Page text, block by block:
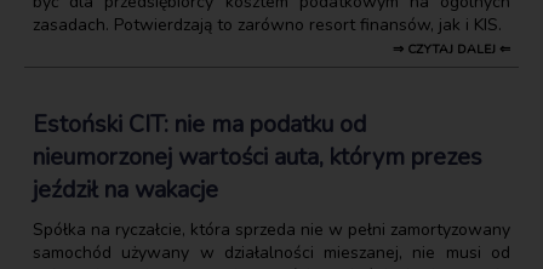
zasadach. Potwierdzają to zarówno resort finansów, jak i KIS.
⇒ CZYTAJ DALEJ ⇐
Estoński CIT: nie ma podatku od
nieumorzonej wartości auta, którym prezes
jeździł na wakacje
Spółka na ryczałcie, która sprzeda nie w pełni zamortyzowany
samochód używany w działalności mieszanej, nie musi od